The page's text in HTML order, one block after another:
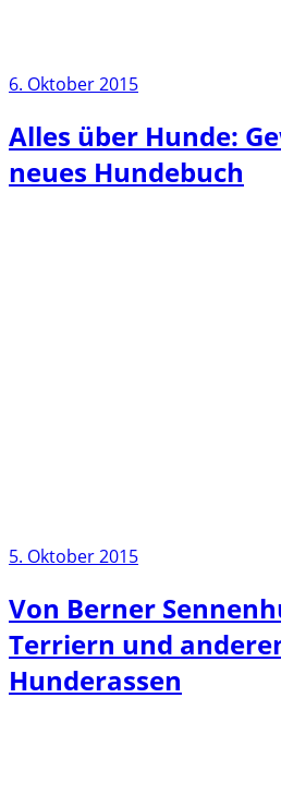
6. Oktober 2015
Alles über Hunde:
neues Hundebuch
5. Oktober 2015
Von Berner
Terriern und
Hunderassen